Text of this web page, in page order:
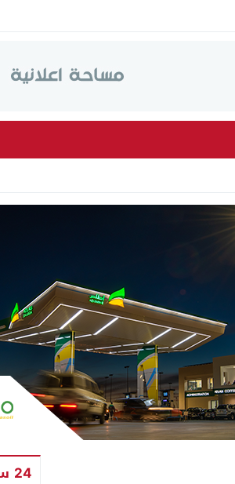
24 ساعة